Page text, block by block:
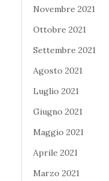
Novembre 2021
Ottobre 2021
Settembre 2021
Agosto 2021
Luglio 2021
Giugno 2021
Maggio 2021
Aprile 2021
Marzo 2021